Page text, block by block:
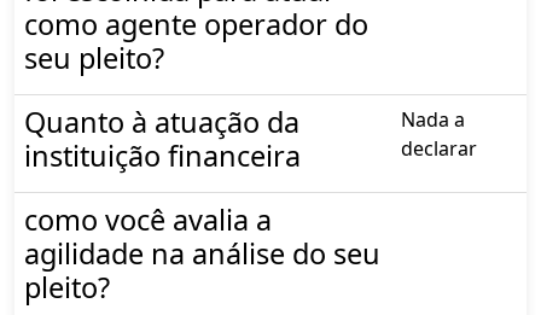
como agente operador do
seu pleito?
Quanto à atuação da
instituição financeira
Nada a
declarar
como você avalia a
agilidade na análise do seu
pleito?